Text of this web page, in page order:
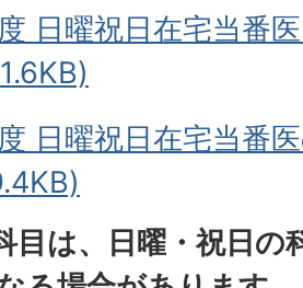
日曜祝日在宅当番
日曜祝日在宅当番
目は、日曜・祝日の